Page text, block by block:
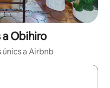
Obihiro
a Airbnb
podràs navegar-hi a